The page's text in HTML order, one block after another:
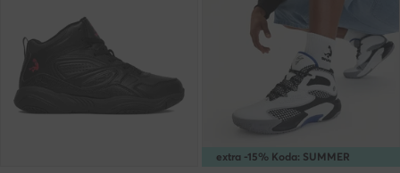
extra -15% Koda: SUMMER